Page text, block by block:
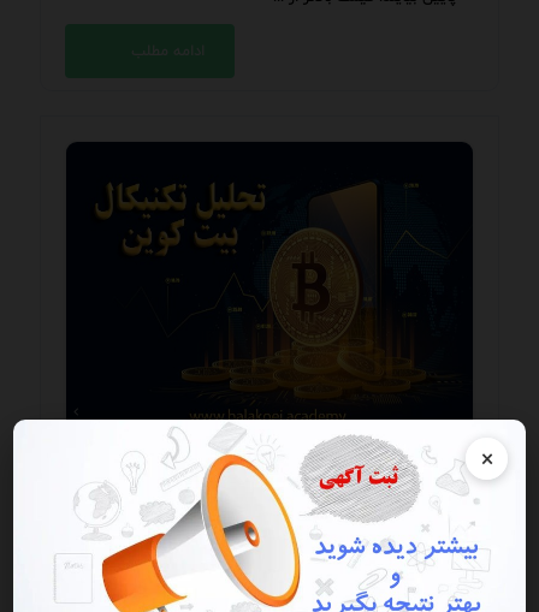
×
ادامه مطلب
تحلیل روز بیت‌کوین
ارزهای دیجیتال
با وجود اینکه بیت کوین تلاش کرد یک موج بازیابی مناسب را
از منطقه 38500 دلاری آغاز کند، در منطقه نزولی پایین تر از